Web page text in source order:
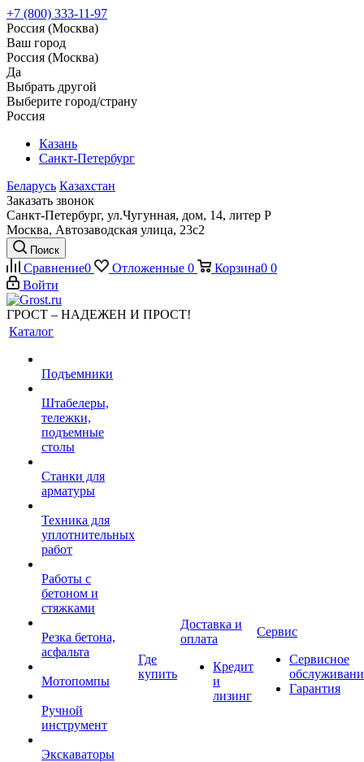
+7 (800) 333-11-97
Россия (Москва)
Ваш город
Россия (Москва)
Да
Выбрать другой
Выберите город/страну
Россия
Казань
Санкт-Петербург
Беларусь Казахстан
Заказать звонок
Санкт-Петербург, ул.Чугунная, дом, 14, литер Р
Москва, Автозаводская улица, 23с2
Поиск
Сравнение0 Отложенные 0 Корзина0 0
Войти
ГРОСТ – НАДЕЖЕН И ПРОСТ!
Каталог
Подъемники
Штабелеры,
тележки,
подъемные
столы
Станки для
арматуры
Техника для
уплотнительных
работ
Работы с
бетоном и
стяжками
Резка бетона,
асфальта
Мотопомпы
Ручной
инструмент
Экскаваторы
Где
купить
Доставка и
оплата
Кредит
и
лизинг
Сервис
Сервисное
Гарантия